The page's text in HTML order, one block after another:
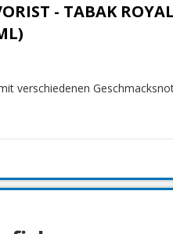
- TABAK
verschiedenen